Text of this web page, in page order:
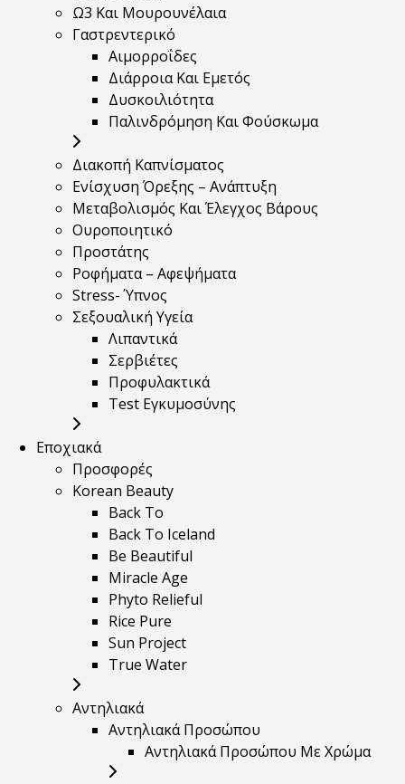
Ω3 Και Μουρουνέλαια
Γαστρεντερικό
Αιμορροΐδες
Διάρροια Και Εμετός
Δυσκοιλιότητα
Παλινδρόμηση Και Φούσκωμα
Διακοπή Καπνίσματος
Ενίσχυση Όρεξης – Ανάπτυξη
Μεταβολισμός Και Έλεγχος Βάρους
Ουροποιητικό
Προστάτης
Ροφήματα – Αφεψήματα
Stress- Ύπνος
Σεξουαλική Υγεία
Λιπαντικά
Σερβιέτες
Προφυλακτικά
Test Εγκυμοσύνης
Εποχιακά
Προσφορές
Korean Beauty
Back To
Back To Iceland
Be Beautiful
Miracle Age
Phyto Relieful
Rice Pure
Sun Project
True Water
Αντηλιακά
Αντηλιακά Προσώπου
Αντηλιακά Προσώπου Με Χρώμα